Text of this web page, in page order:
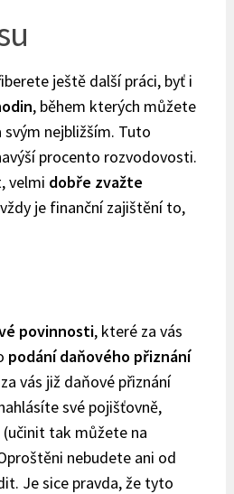
ještě další práci, byť i
, během kterých můžete
nejbližším. Tuto
procento rozvodovosti.
velmi dobře zvažte
je finanční zajištění to,
povinnosti, které za vás
podání daňového přiznání
vás již daňové přiznání
své pojišťovně,
(učinit tak můžete na
nebudete ani od
Je sice pravda, že tyto